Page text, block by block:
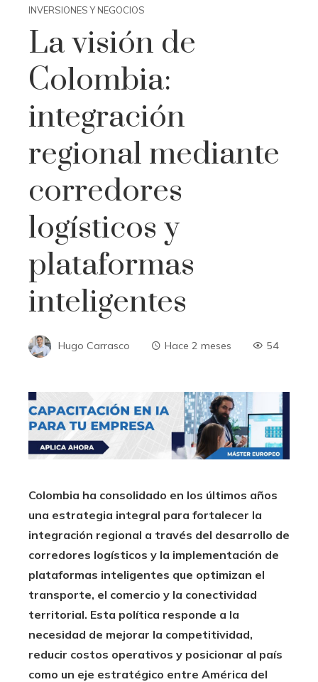
INVERSIONES Y NEGOCIOS
La visión de
Colombia:
integración
regional mediante
corredores
logísticos y
plataformas
inteligentes
Hugo Carrasco Hace 2 meses 54
Colombia ha consolidado en los últimos años
una estrategia integral para fortalecer la
integración regional a través del desarrollo de
corredores logísticos y la implementación de
plataformas inteligentes que optimizan el
transporte, el comercio y la conectividad
territorial. Esta política responde a la
necesidad de mejorar la competitividad,
reducir costos operativos y posicionar al país
como un eje estratégico entre América del